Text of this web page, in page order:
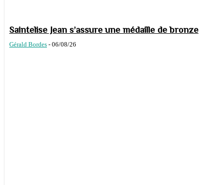
Saintelise Jean s’assure une médaille de bronze
Gérald Bordes - 06/08/26